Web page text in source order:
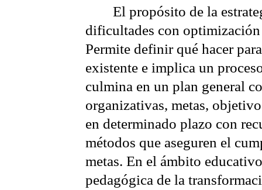
El propósito de la
dificultades con
Permite definir qué hacer
existente e implica un
culmina en un plan general
organizativas, metas,
en determinado plazo con
métodos que aseguren el
metas. En el ámbito
pedagógica de la